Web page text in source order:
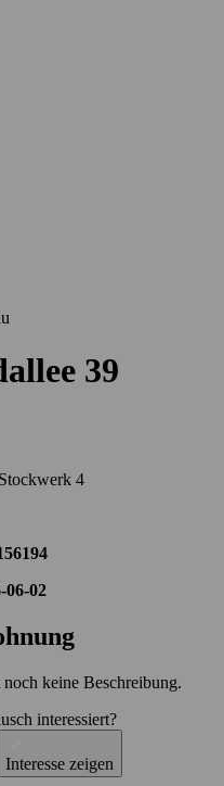
39
4
06-02
keine Beschreibung.
interessiert?
Interesse zeigen